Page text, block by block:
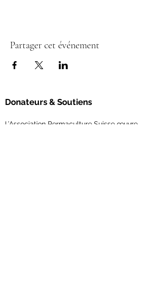
Partager cet événement
Donateurs & Soutiens
L’Association Permaculture Suisse œuvre